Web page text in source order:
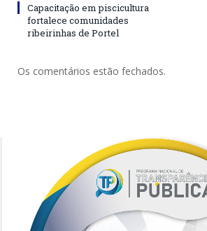
Capacitação em piscicultura
fortalece comunidades
ribeirinhas de Portel
Os comentários estão fechados.